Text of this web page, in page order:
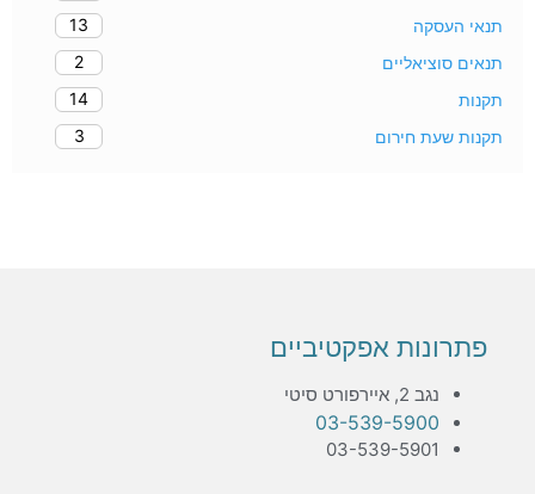
תנאי העסקה
13
תנאים סוציאליים
2
תקנות
14
תקנות שעת חירום
3
פתרונות אפקטיביים
נגב 2, איירפורט סיטי
03-539-5900
03-539-5901